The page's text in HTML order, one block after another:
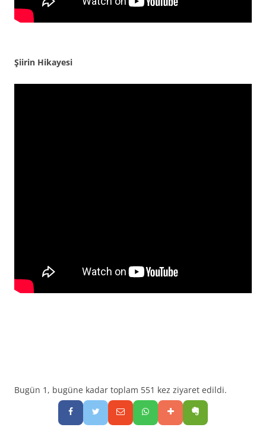
Şiirin Hikayesi
Bugün 1, bugüne kadar toplam 551 kez ziyaret edildi.